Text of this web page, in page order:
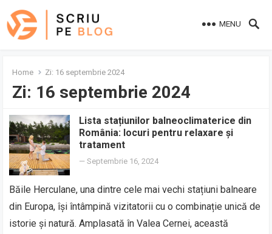
MENU
Home Zi: 16 septembrie 2024
Zi: 16 septembrie 2024
Lista stațiunilor balneoclimaterice din
România: locuri pentru relaxare și
tratament
—Septembrie 16, 2024
Băile Herculane, una dintre cele mai vechi stațiuni balneare
din Europa, își întâmpină vizitatorii cu o combinație unică de
istorie și natură. Amplasată în Valea Cernei, această